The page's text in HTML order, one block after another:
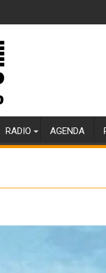
RADIO AGENDA